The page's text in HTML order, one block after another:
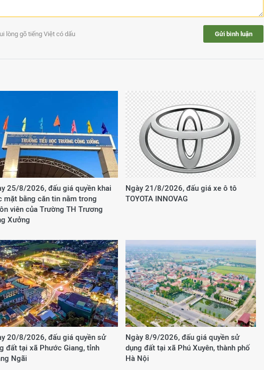
lòng gõ tiếng Việt có dấu Gửi bình luận
25/8/2026, đấu giá quyền khai
mặt bằng căn tin nằm trong
viên của Trường TH Trương
Xưởng
Ngày 21/8/2026, đấu giá xe ô tô
TOYOTA INNOVAG
20/8/2026, đấu giá quyền sử
đất tại xã Phước Giang, tỉnh
Ngãi
Ngày 8/9/2026, đấu giá quyền sử
dụng đất tại xã Phú Xuyên, thành phố
Hà Nội